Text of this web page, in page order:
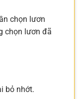
chọn lươn
chọn lươn đã
bỏ nhớt.